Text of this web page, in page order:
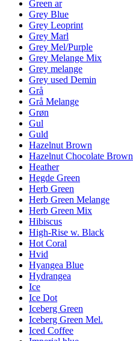
Green ar
Grey Blue
Grey Leoprint
Grey Marl
Grey Mel/Purple
Grey Melange Mix
Grey melange
Grey used Demin
Grå
Grå Melange
Grøn
Gul
Guld
Hazelnut Brown
Hazelnut Chocolate Brown
Heather
Hegde Green
Herb Green
Herb Green Melange
Herb Green Mix
Hibiscus
High-Rise w. Black
Hot Coral
Hvid
Hyangea Blue
Hydrangea
Ice
Ice Dot
Iceberg Green
Iceberg Green Mel.
Iced Coffee